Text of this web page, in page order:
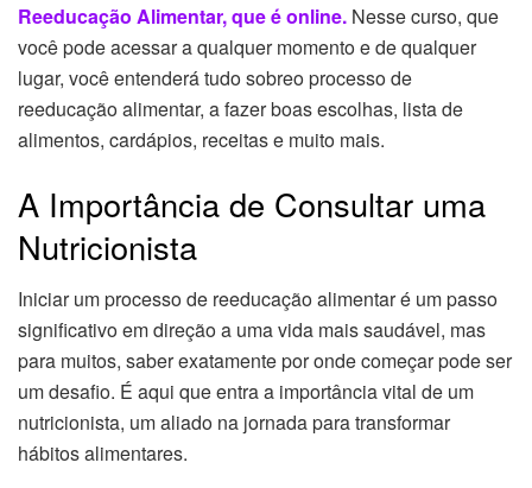
Reeducação Alimentar, que é online. Nesse curso, que
você pode acessar a qualquer momento e de qualquer
lugar, você entenderá tudo sobreo processo de
reeducação alimentar, a fazer boas escolhas, lista de
alimentos, cardápios, receitas e muito mais.
A Importância de Consultar uma
Nutricionista
Iniciar um processo de reeducação alimentar é um passo
significativo em direção a uma vida mais saudável, mas
para muitos, saber exatamente por onde começar pode ser
um desafio. É aqui que entra a importância vital de um
nutricionista, um aliado na jornada para transformar
hábitos alimentares.